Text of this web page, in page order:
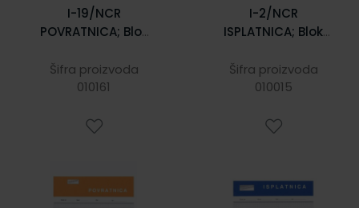
I-19/NCR
POVRATNICA; Blok
14,8 cm
Šifra proizvoda
010161
I-2/NCR
ISPLATNICA; Blok
10 cm
Šifra proizvoda
010015